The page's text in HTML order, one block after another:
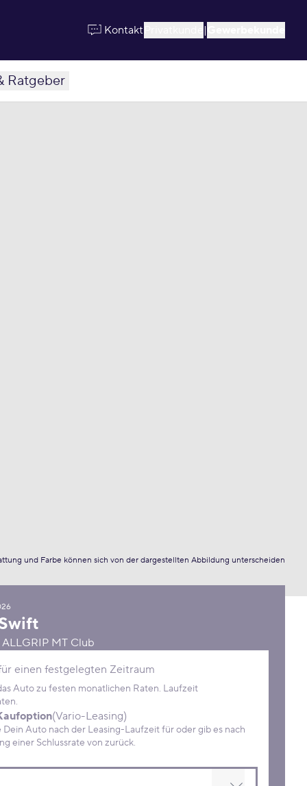
Kontakt |
Ratgeber
und Farbe können sich von der dargestellten Abbildung unterscheiden
ALLGRIP MT Club
einen festgelegten Zeitraum
Auto zu festen monatlichen Raten. Laufzeit
(Vario-Leasing)
Auto nach der Leasing-Laufzeit für oder gib es nach
Zahlung einer Schlussrate von zurück.